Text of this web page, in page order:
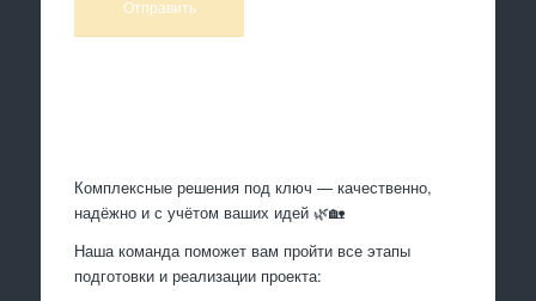
Комплексные решения под ключ — качественно,
надёжно и с учётом ваших идей 🌿🏡
Наша команда поможет вам пройти все этапы
подготовки и реализации проекта: